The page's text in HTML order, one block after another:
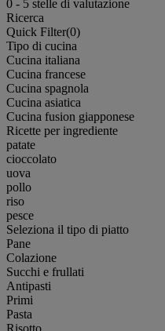
0 - 5 stelle di valutazione
Ricerca
Quick Filter(0)
Tipo di cucina
Cucina italiana
Cucina francese
Cucina spagnola
Cucina asiatica
Cucina fusion giapponese
Ricette per ingrediente
patate
cioccolato
uova
pollo
riso
pesce
Seleziona il tipo di piatto
Pane
Colazione
Succhi e frullati
Antipasti
Primi
Pasta
Risotto